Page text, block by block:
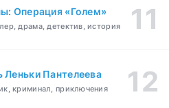
Операция «Голем»
драма, детектив, история
Пантелеева
криминал, приключения